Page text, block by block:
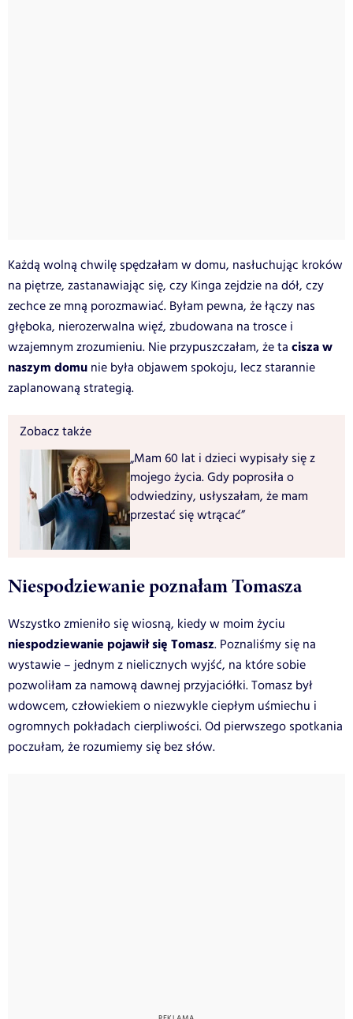
Każdą wolną chwilę spędzałam w domu, nasłuchując kroków
na piętrze, zastanawiając się, czy Kinga zejdzie na dół, czy
zechce ze mną porozmawiać. Byłam pewna, że łączy nas
głęboka, nierozerwalna więź, zbudowana na trosce i
wzajemnym zrozumieniu. Nie przypuszczałam, że ta cisza w
naszym domu nie była objawem spokoju, lecz starannie
zaplanowaną strategią.
Zobacz także
„Mam 60 lat i dzieci wypisały się z
mojego życia. Gdy poprosiła o
odwiedziny, usłyszałam, że mam
przestać się wtrącać”
Niespodziewanie poznałam Tomasza
Wszystko zmieniło się wiosną, kiedy w moim życiu
niespodziewanie pojawił się Tomasz. Poznaliśmy się na
wystawie – jednym z nielicznych wyjść, na które sobie
pozwoliłam za namową dawnej przyjaciółki. Tomasz był
wdowcem, człowiekiem o niezwykle ciepłym uśmiechu i
ogromnych pokładach cierpliwości. Od pierwszego spotkania
poczułam, że rozumiemy się bez słów.